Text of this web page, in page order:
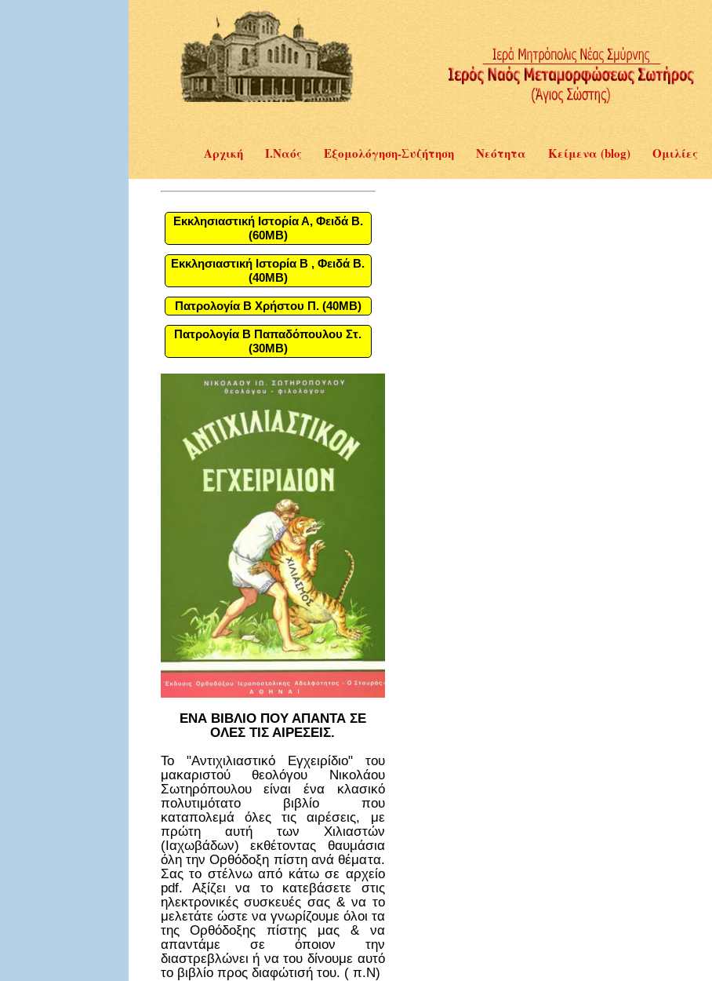
Αρχική Ι.Ναός Εξομολόγηση-Συζήτηση Νεότητα Κείμενα (blog) Ομιλίες
Εκκλησιαστική Ιστορία Α, Φειδά Β.
(60MB)
Εκκλησιαστική Ιστορία Β , Φειδά Β.
(40MB)
Πατρολογία Β Χρήστου Π. (40MB)
Πατρολογία Β Παπαδόπουλου Στ.
(30MB)
ΕΝΑ ΒΙΒΛΙΟ ΠΟΥ ΑΠΑΝΤΑ ΣΕ
ΟΛΕΣ ΤΙΣ ΑΙΡΕΣΕΙΣ.
Το "Αντιχιλιαστικό Εγχειρίδιο" του
μακαριστού θεολόγου Νικολάου
Σωτηρόπουλου είναι ένα κλασικό
πολυτιμότατο βιβλίο που
καταπολεμά όλες τις αιρέσεις, με
πρώτη αυτή των Χιλιαστών
(Ιαχωβάδων) εκθέτοντας θαυμάσια
όλη την Ορθόδοξη πίστη ανά θέματα.
Σας το στέλνω από κάτω σε αρχείο
pdf. Αξίζει να το κατεβάσετε στις
ηλεκτρονικές συσκευές σας & να το
μελετάτε ώστε να γνωρίζουμε όλοι τα
της Ορθόδοξης πίστης μας & να
απαντάμε σε όποιον την
διαστρεβλώνει ή να του δίνουμε αυτό
το βιβλίο προς διαφώτισή του. ( π.Ν)